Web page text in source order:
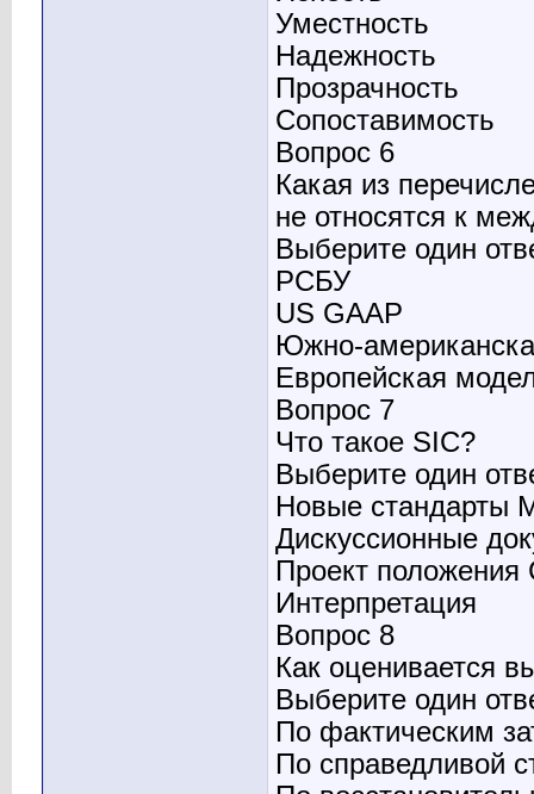
Уместность
Надежность
Прозрачность
Сопоставимость
Вопрос 6
Какая из
не относятся к
Выберите один
РСБУ
US GAAP
Южно-
Европейская
Вопрос 7
Что такое SIC?
Выберите один
Новые
Дискуссионные
Проект
Интерпретация
Вопрос 8
Как оценивается
Выберите один
По фактическим
По справедливой